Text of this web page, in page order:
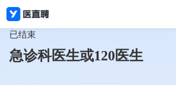
已结束
急诊科医生或120医生